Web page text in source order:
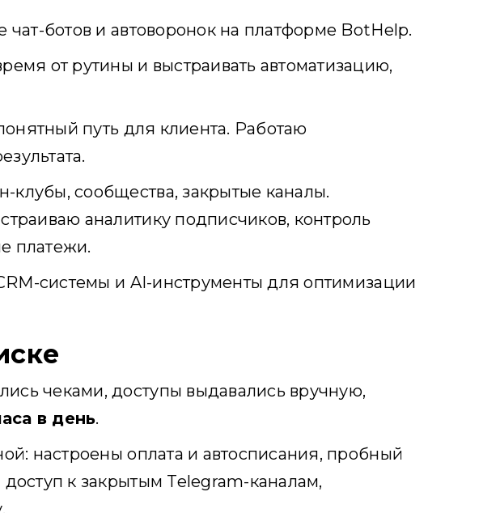
ботов и автоворонок на платформе BotHelp.
от рутины и выстраивать автоматизацию,
путь для клиента. Работаю
сообщества, закрытые каналы.
аналитику подписчиков, контроль
платежи.
системы и AI-инструменты для оптимизации
чеками, доступы выдавались вручную,
в день.
настроены оплата и автосписания, пробный
к закрытым Telegram-каналам,